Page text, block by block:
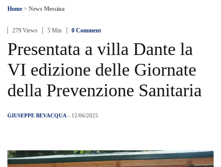
Home > News Messina
279 Views 5 Min 0 Comment
Presentata a villa Dante la
VI edizione delle Giornate
della Prevenzione Sanitaria
GIUSEPPE BEVACQUA - 12/06/2025